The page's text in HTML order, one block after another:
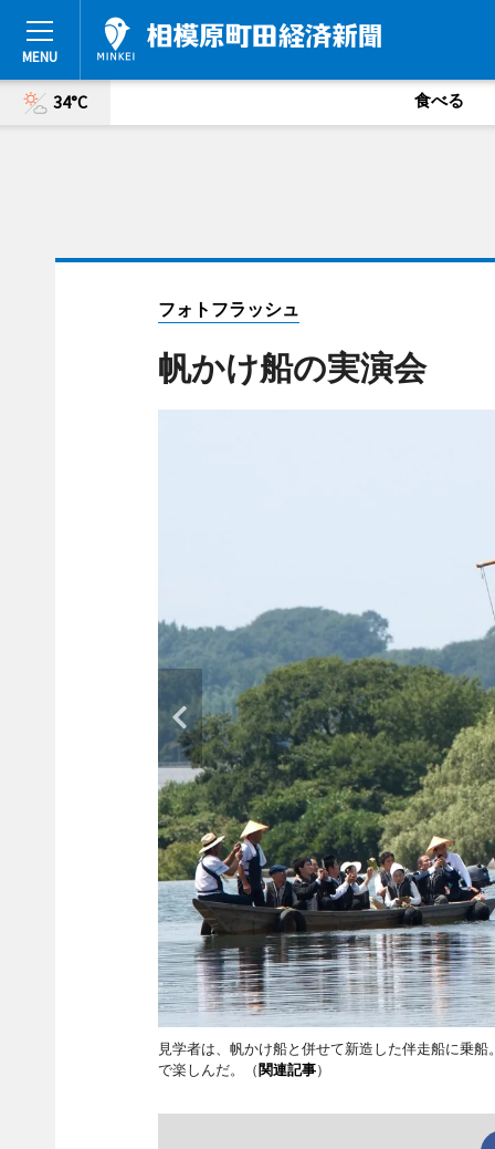
34°C 食べる
フォトフラッシュ
帆かけ船の実演会
見学者は、帆かけ船と併せて新造した伴走船に乗
で楽しんだ。（関連記事）